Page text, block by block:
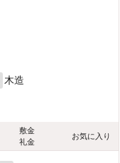
木造
敷金
礼金
お気に入り